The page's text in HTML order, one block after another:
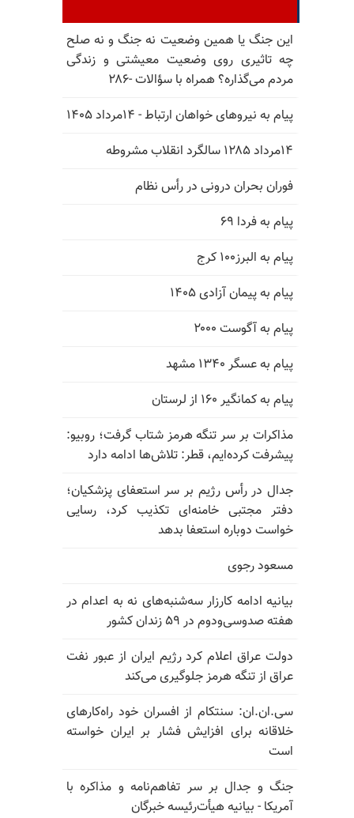
این جنگ یا همین وضعیت نه جنگ و نه صلح
چه تاثیری روی وضعیت معیشتی و زندگی
مردم می‌گذاره؟ همراه با سؤالات -۲۸۶
پیام به نیروهای خواهان ارتباط - ۱۴مرداد ۱۴۰۵
۱۴مرداد ۱۲۸۵ سالگرد انقلاب مشروطه
فوران بحران درونی در رأس نظام
پیام به فردا ۶۹
پیام به البرز۱۰۰ کرج
پیام به پیمان آزادی ۱۴۰۵
پیام به آگوست ۲۰۰۰
پیام به عسگر ۱۳۴۰ مشهد
پیام به کمانگیر ۱۶۰ از لرستان
مذاکرات بر سر تنگه هرمز شتاب گرفت؛ روبیو:
پیشرفت کرده‌ایم، قطر: تلاش‌ها ادامه دارد
جدال در رأس رژیم بر سر استعفای پزشکیان؛
دفتر مجتبی خامنه‌ای تکذیب کرد، رسایی
خواست دوباره استعفا بدهد
مسعود رجوی
بیانیه ادامه کارزار سه‌شنبه‌های نه به اعدام در
هفته صدوسی‌و‌دوم در ۵۹ زندان کشور
دولت عراق اعلام کرد رژیم ایران از عبور نفت
عراق از تنگه هرمز جلوگیری می‌کند
سی.ان.ان: سنتکام از افسران خود راه‌کارهای
خلاقانه برای افزایش فشار بر ایران خواسته
است
جنگ و جدال بر سر تفاهم‌نامه و مذاکره با
آمریکا - بیانیه هیأت‌رئیسه خبرگان